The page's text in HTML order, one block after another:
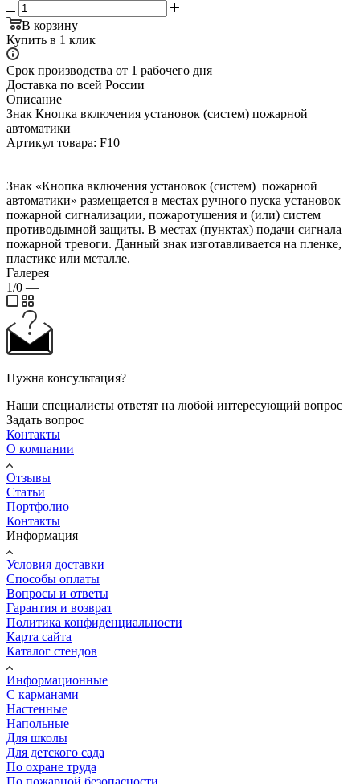
В корзину
Купить в 1 клик
Срок производства от 1 рабочего дня
Доставка по всей России
Описание
Знак Кнопка включения установок (систем) пожарной
автоматики
Артикул товара: F10
Знак «Кнопка включения установок (систем) пожарной
автоматики» размещается в местах ручного пуска установок
пожарной сигнализации, пожаротушения и (или) систем
противодымной защиты. В местах (пунктах) подачи сигнала
пожарной тревоги. Данный знак изготавливается на пленке,
пластике или металле.
Галерея
1/0 —
Нужна консультация?
Наши специалисты ответят на любой интересующий вопрос
Задать вопрос
Контакты
О компании
Отзывы
Статьи
Портфолио
Контакты
Информация
Условия доставки
Способы оплаты
Вопросы и ответы
Гарантия и возврат
Политика конфиденциальности
Карта сайта
Каталог стендов
Информационные
С карманами
Настенные
Напольные
Для школы
Для детского сада
По охране труда
По пожарной безопасности